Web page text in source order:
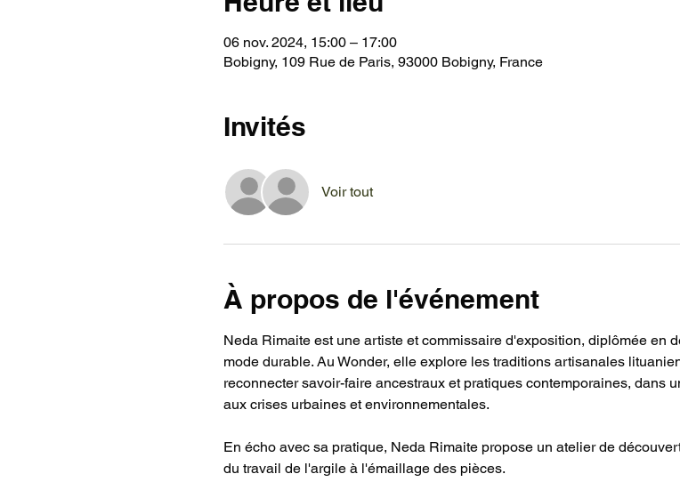
06 nov. 2024, 15:00 – 17:00
Bobigny, 109 Rue de Paris, 93000 Bobigny, France
Invités
Voir tout
À propos de l'événement
Neda Rimaite est une artiste et commissaire d'exposition, diplômée en
mode durable. Au Wonder, elle explore les traditions artisanales
reconnecter savoir-faire ancestraux et pratiques contemporaines, dans
aux crises urbaines et environnementales.
En écho avec sa pratique, Neda Rimaite propose un atelier de
du travail de l'argile à l'émaillage des pièces.